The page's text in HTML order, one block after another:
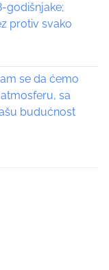
godišnjake;
protiv svako
se da ćemo
sa
budućnost